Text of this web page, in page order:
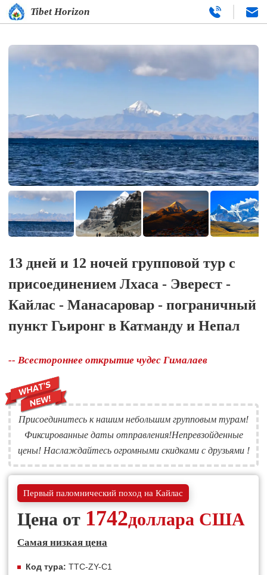
Tibet Horizon
13 дней и 12 ночей групповой тур с
присоединением Лхаса - Эверест -
Кайлас - Манасаровар - пограничный
пункт Гьиронг в Катманду и Непал
-- Всестороннее открытие чудес Гималаев
Присоединитесь к нашим небольшим групповым турам!
Фиксированные даты отправления!Непревзойденные
цены! Наслаждайтесь огромными скидками с друзьями !
Первый паломнический поход на Кайлас
Цена от 1742доллара США
Самая низкая цена
Код тура: TTC-ZY-C1